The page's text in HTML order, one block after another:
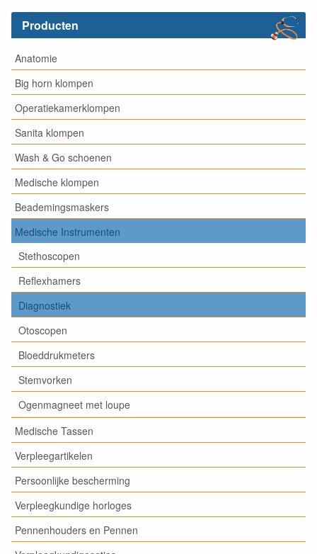
Producten
Anatomie
Big horn klompen
Operatiekamerklompen
Sanita klompen
Wash & Go schoenen
Medische klompen
Beademingsmaskers
Medische Instrumenten
Stethoscopen
Reflexhamers
Diagnostiek
Otoscopen
Bloeddrukmeters
Stemvorken
Ogenmagneet met loupe
Medische Tassen
Verpleegartikelen
Persoonlijke bescherming
Verpleegkundige horloges
Pennenhouders en Pennen